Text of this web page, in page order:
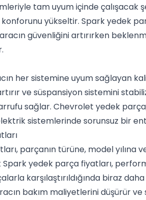
tam uyum içinde çalışacak
yükseltir. Spark yedek
güvenliğini artırırken
her sistemine uyum sağlayan
ve süspansiyon sistemini
sağlar. Chevrolet yedek
sistemlerinde sorunsuz bir
parçanın türüne, model
yedek parça fiyatları,
karşılaştırıldığında biraz
bakım maliyetlerini düşürür